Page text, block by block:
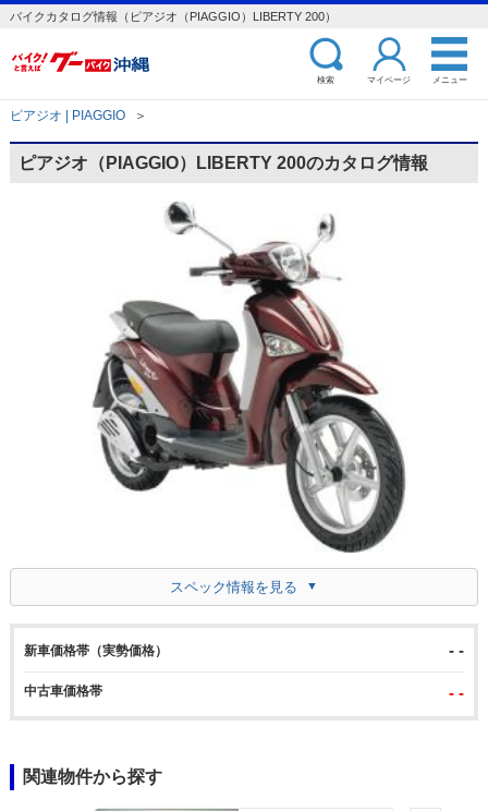
バイクカタログ情報（ピアジオ（PIAGGIO）LIBERTY 200）
検索 マイページ メニュー
ピアジオ | PIAGGIO ＞
ピアジオ（PIAGGIO）LIBERTY 200のカタログ情報
スペック情報を見る
新車価格帯（実勢価格） - -
中古車価格帯 - -
関連物件から探す